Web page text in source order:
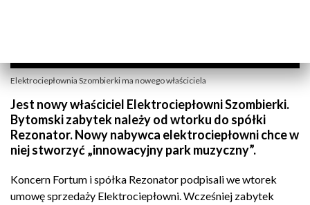
Elektrociepłownia Szombierki ma nowego właściciela
Jest nowy właściciel Elektrociepłowni Szombierki.
Bytomski zabytek należy od wtorku do spółki
Rezonator. Nowy nabywca elektrociepłowni chce w
niej stworzyć „innowacyjny park muzyczny”.
Koncern Fortum i spółka Rezonator podpisali we wtorek
umowę sprzedaży Elektrociepłowni. Wcześniej zabytek